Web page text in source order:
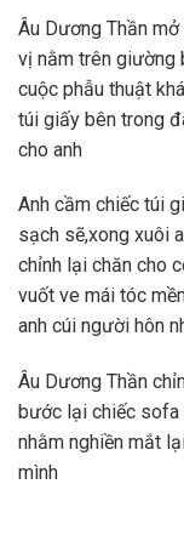
Âu Dương Thần
vị nằm trên giường
cuộc phẫu thuật
túi giấy bên trong
cho anh
Anh cầm chiếc túi
sạch sẽ,xong xuôi
chỉnh lại chăn cho
vuốt ve mái tóc
anh cúi người hôn
Âu Dương Thần
bước lại chiếc sofa
nhằm nghiền mắt
mình